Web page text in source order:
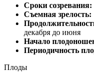
Сроки созревания:
Съемная зрелость:
декабря до июня
Начало
Периодичность
Плоды